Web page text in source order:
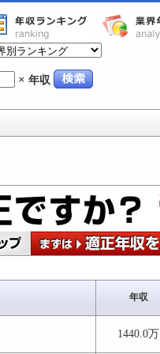
× 年収
年収
1440.0万